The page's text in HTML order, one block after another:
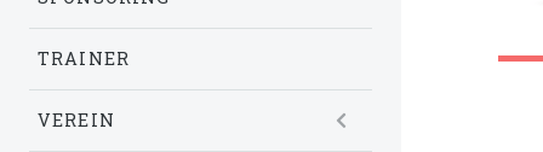
TRAINER
VEREIN